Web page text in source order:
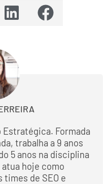
Estratégica. Formada
trabalha a 9 anos
5 anos na disciplina
hoje como
de SEO e